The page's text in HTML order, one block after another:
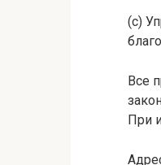
(c)
Все
При